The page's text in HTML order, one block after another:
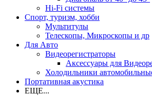
Hi-Fi системы
Спорт, туризм, хобби
Мультитулы
Телескопы, Микроскопы и др
Для Авто
Видеорегистраторы
Аксессуары для
Холодильники
Портативная акустика
ЕЩЕ...